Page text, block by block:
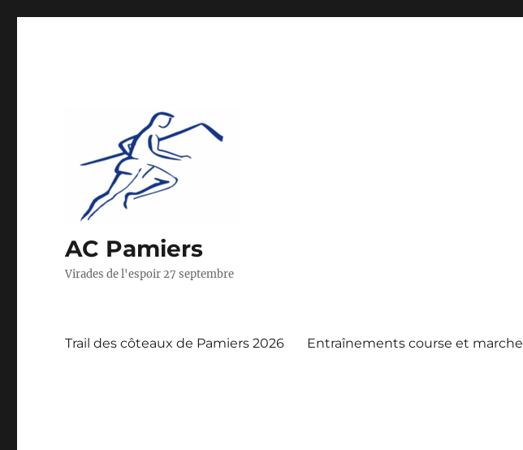
AC Pamiers
Virades de l'espoir 27 septembre
Trail des côteaux de Pamiers 2026 Entraînements course et marche